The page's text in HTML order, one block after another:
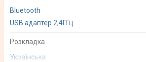
Bluetooth
USB адаптер 2,4ГГц
Розкладка
Українська